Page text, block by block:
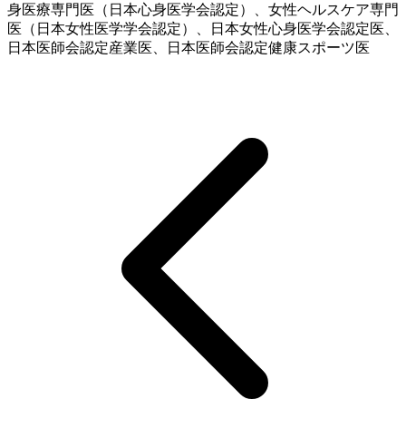
身医療専門医（日本心身医学会認定）、女性ヘルスケア専門
医（日本女性医学学会認定）、日本女性心身医学会認定医、
日本医師会認定産業医、日本医師会認定健康スポーツ医